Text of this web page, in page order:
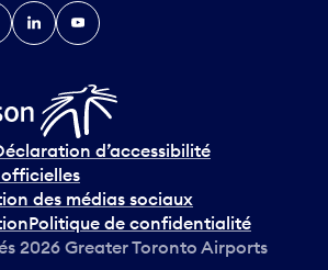
LinkedInYouTube
d’accessibilité
officielles
des médias sociaux
Politique de confidentialité
2026 Greater Toronto Airports